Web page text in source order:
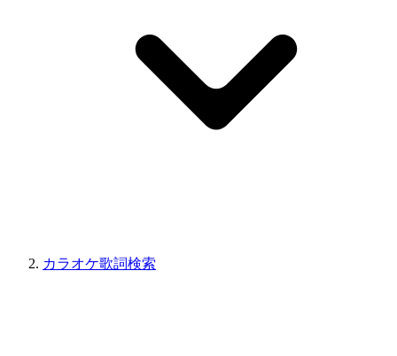
カラオケ歌詞検索